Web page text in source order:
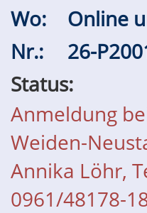
Wo:
Online
Nr.:
26-
Status:
Anmeldung
Weiden-
Annika Löhr,
0961/48178-